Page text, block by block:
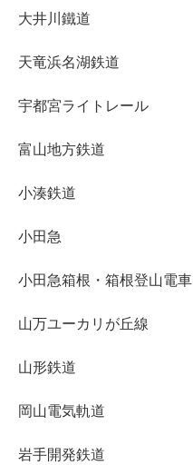
大井川鐵道
天竜浜名湖鉄道
宇都宮ライトレール
富山地方鉄道
小湊鉄道
小田急
小田急箱根・箱根登山電車
山万ユーカリが丘線
山形鉄道
岡山電気軌道
岩手開発鉄道